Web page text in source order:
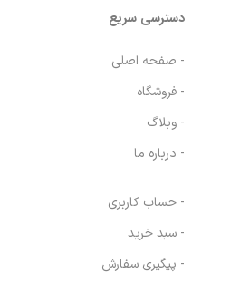
دسترسی سریع
- صفحه اصلی
- فروشگاه
- وبلاگ
- درباره ما
- حساب کاربری
- سبد خرید
- پیگیری سفارش